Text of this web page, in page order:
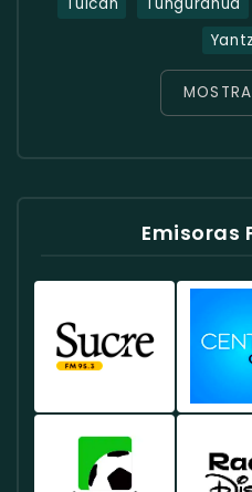
Tulcan
Tungurahua
Emisoras
Radio
Sucre
Ecuador
Radio
Ecuador